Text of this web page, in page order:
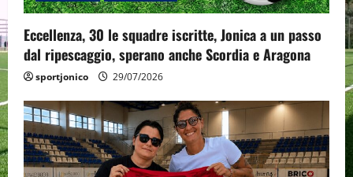
Eccellenza, 30 le squadre iscritte, Jonica a un passo
dal ripescaggio, sperano anche Scordia e Aragona
sportjonico 29/07/2026